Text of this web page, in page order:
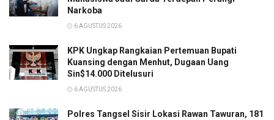
Narkoba
6 AGUSTUS 2026
KPK Ungkap Rangkaian Pertemuan Bupati
Kuansing dengan Menhut, Dugaan Uang
Sin$14.000 Ditelusuri
6 AGUSTUS 2026
Polres Tangsel Sisir Lokasi Rawan Tawuran, 181